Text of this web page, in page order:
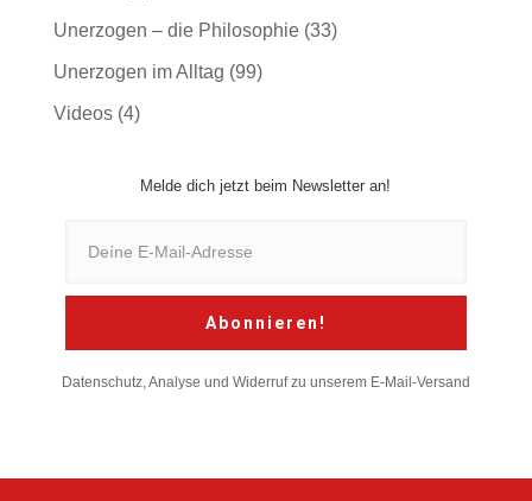
Unerzogen – die Philosophie(33)
Unerzogen im Alltag (99)
Videos(4)
Melde dich jetzt beim Newsletter an!
Abonnieren!
Datenschutz, Analyse und Widerruf zu unserem E-Mail-Versand